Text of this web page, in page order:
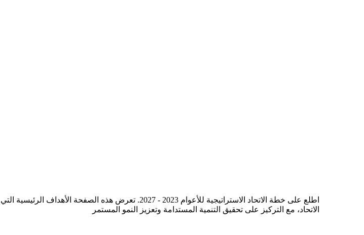
اطلع على خطة الاتحاد الاستراتيجية للأعوام 2023 - 2027.
الاتحاد، مع التركيز على تحقيق التنمية المستدامة وتعزيز النمو المستمر